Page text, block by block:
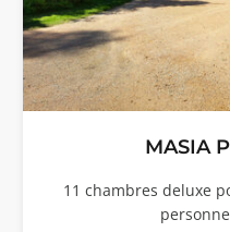
MASIA
11 chambres deluxe